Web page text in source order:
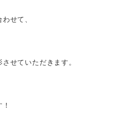
せて、
せていただきます。